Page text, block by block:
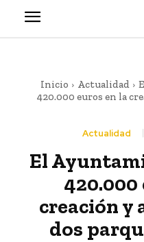
Inicio Actualidad
420.000 euros en la
Actualidad
El
420.000
creación y
dos